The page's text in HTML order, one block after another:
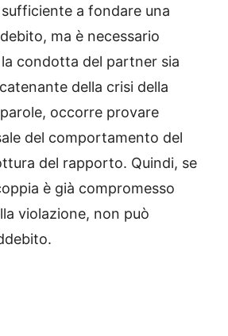
a fondare una
ma è necessario
condotta del partner sia
della crisi della
occorre provare
del comportamento del
del rapporto. Quindi, se
è già compromesso
violazione, non può